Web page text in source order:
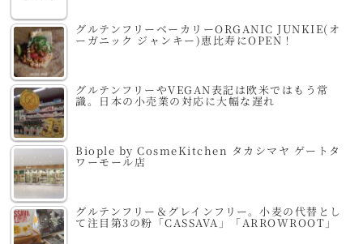
グルテンフリーベーカリーORGANIC JUNKIE(オ
ーガニック ジャンキー)恵比寿にOPEN！
グルテンフリーやVEGAN表記は欧米ではもう常
識。日本の小売業の対応に大幅な遅れ
Biople by CosmeKitchen タカシマヤ ゲートタ
ワーモール店
グルテンフリー＆グレインフリー。小麦の代替とし
て注目第3の粉「CASSAVA」「ARROWROOT」